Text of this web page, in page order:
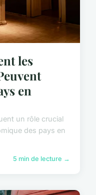
les
en
un rôle crucial
des pays en
5 min de lecture →